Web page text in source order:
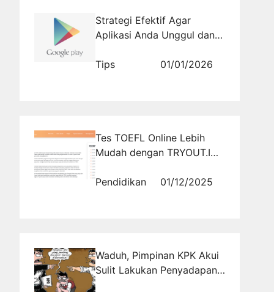
Strategi Efektif Agar
Aplikasi Anda Unggul dan
Playstore
Tips 01/01/2026
Tes TOEFL Online Lebih
Mudah dengan TRYOUT.ID:
MaksimalT
Pendidikan 01/12/2025
Waduh, Pimpinan KPK Akui
Sulit Lakukan Penyadapan: